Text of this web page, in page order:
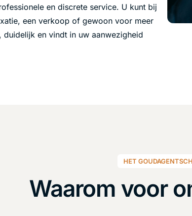
en discrete service. U kunt bij
, een verkoop of gewoon voor meer
, duidelijk en vindt in uw aanwezigheid
HET
Waarom voor